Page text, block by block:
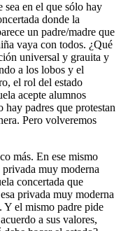
en el que sólo hay
donde la
un padre/madre que
vaya con todos. ¿Qué
universal y grauita y
a los lobos y el
el rol del estado
acepte alumnos
padres que protestan
Pero volveremos
más. En ese mismo
muy moderna
concertada que
privada muy moderna
Y el mismo padre pide
a sus valores,